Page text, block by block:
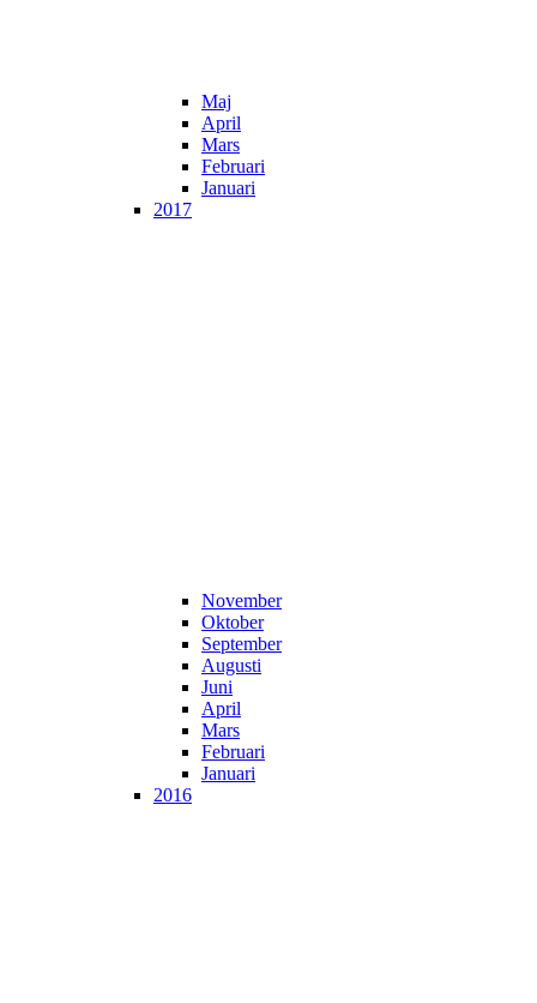
Maj
April
Mars
Februari
Januari
2017
November
Oktober
September
Augusti
Juni
April
Mars
Februari
Januari
2016